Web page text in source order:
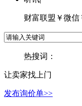
财富联盟￥微
热搜词：
让卖家找上门
发布询价单>>